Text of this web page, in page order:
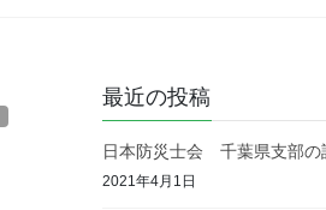
最近の投稿
日本防災士会 千葉県支部の
2021年4月1日